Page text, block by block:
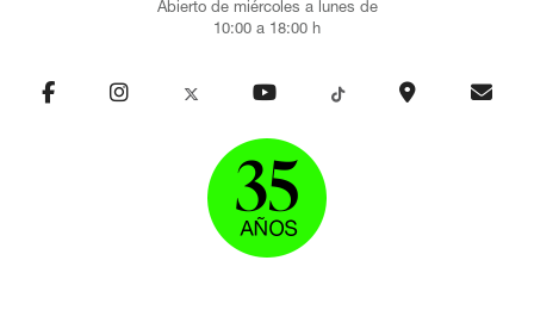
Abierto de miércoles a lunes de
10:00 a 18:00 h